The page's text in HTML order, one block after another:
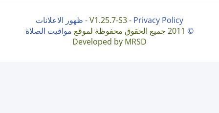
V1.25.7-S3 - Privacy Policy
- ظهور الاعلانات
©
مواقيت الصلاة
Developed by MRSD